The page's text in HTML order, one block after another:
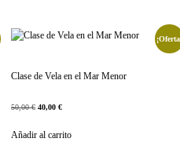
Clase de Vela en el Mar Menor
50,00€ 40,00 €
Añadir al carrito